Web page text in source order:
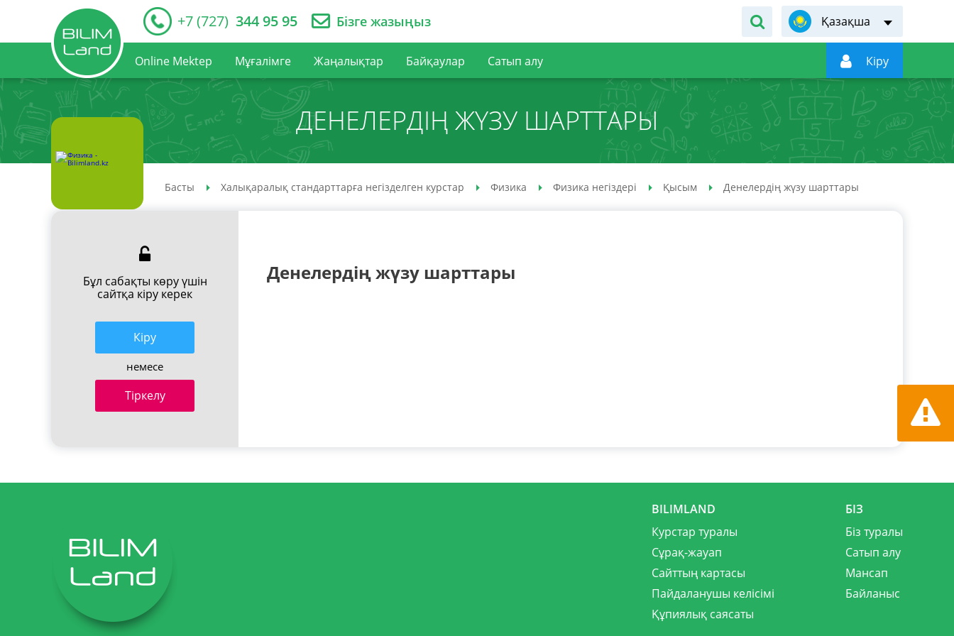
+7 (727) 344 95 95 Бізге жазыңыз Қазақша
Online Mektep Мұғалімге Жаңалықтар Байқаулар Сатып алу  Кiру
ДЕНЕЛЕРДІҢ ЖҮЗУ ШАРТТАРЫ
Басты Халықаралық стандарттарға негізделген курстар Физика Физика негіздері Қысым Денелердің жүзу шарттары
Бұл сабақты көру үшін
сайтқа кіру керек
Кiру
немесе
Тіркелу
Денелердің жүзу шарттары
Қате
BILIMLAND
Курстар туралы
Сұрақ-жауап
Сайттың картасы
Пайдаланушы келісімі
Құпиялық саясаты
БІЗ
Біз туралы
Сатып алу
Мансап
Байланыс